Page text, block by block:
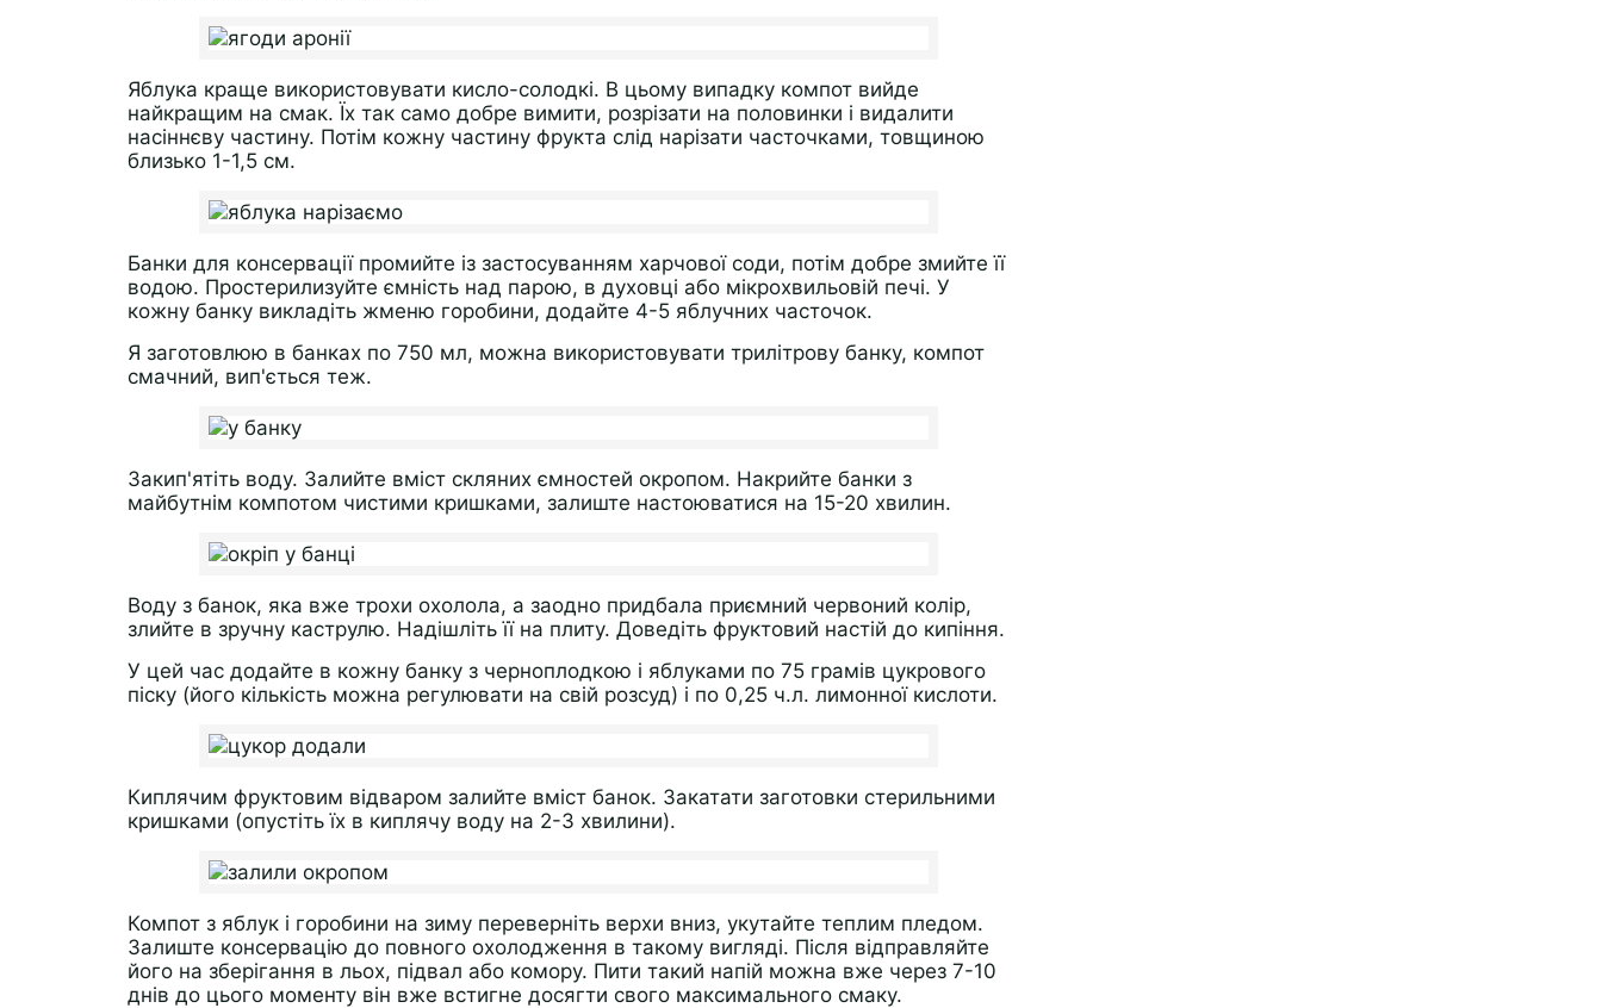
Яблука краще використовувати кисло-солодкі. В цьому випадку компот вийде
найкращим на смак. Їх так само добре вимити, розрізати на половинки і видалити
насіннєву частину. Потім кожну частину фрукта слід нарізати часточками, товщиною
близько 1-1,5 см.
Банки для консервації промийте із застосуванням харчової соди, потім добре змийте її
водою. Простерилизуйте ємність над парою, в духовці або мікрохвильовій печі. У
кожну банку викладіть жменю горобини, додайте 4-5 яблучних часточок.
Я заготовлюю в банках по 750 мл, можна використовувати трилітрову банку, компот
смачний, вип'ється теж.
Закип'ятіть воду. Залийте вміст скляних ємностей окропом. Накрийте банки з
майбутнім компотом чистими кришками, залиште настоюватися на 15-20 хвилин.
Воду з банок, яка вже трохи охолола, а заодно придбала приємний червоний колір,
злийте в зручну каструлю. Надішліть її на плиту. Доведіть фруктовий настій до кипіння.
У цей час додайте в кожну банку з черноплодкою і яблуками по 75 грамів цукрового
піску (його кількість можна регулювати на свій розсуд) і по 0,25 ч.л. лимонної кислоти.
Киплячим фруктовим відваром залийте вміст банок. Закатати заготовки стерильними
кришками (опустіть їх в киплячу воду на 2-3 хвилини).
Компот з яблук і горобини на зиму переверніть верхи вниз, укутайте теплим пледом.
Залиште консервацію до повного охолодження в такому вигляді. Після відправляйте
його на зберігання в льох, підвал або комору. Пити такий напій можна вже через 7-10
днів до цього моменту він вже встигне досягти свого максимального смаку.